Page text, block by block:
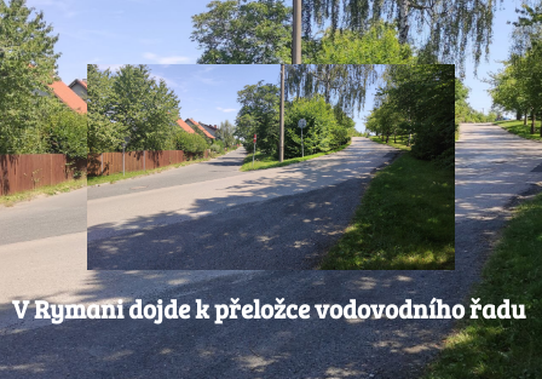
V Rymani dojde k přeložce vodovodního řadu